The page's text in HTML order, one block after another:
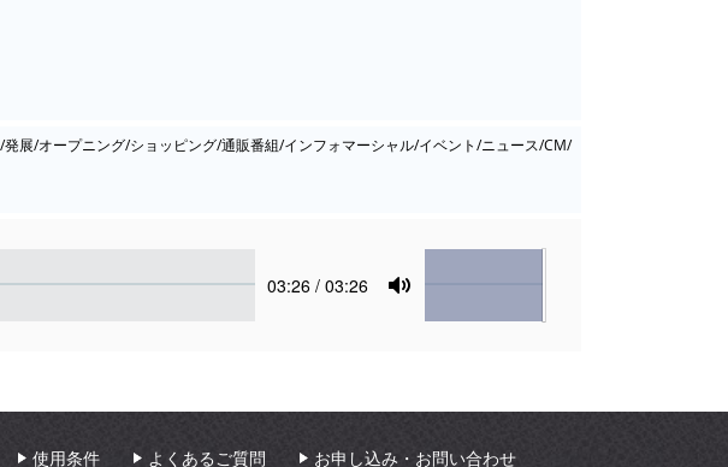
展/オープニング/ショッピング/通販番組/インフォマーシャル/イベント/ニュース/CM/
Current
03:26 / 03:26
Mute
Volume
使用条件 よくあるご質問 お申し込み・お問い合わせ